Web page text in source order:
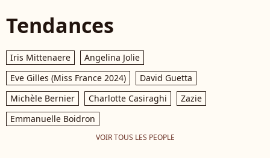
Tendances
Iris Mittenaere
Angelina Jolie
Eve Gilles (Miss France 2024)
David Guetta
Michèle Bernier
Charlotte Casiraghi
Zazie
Emmanuelle Boidron
VOIR TOUS LES PEOPLE